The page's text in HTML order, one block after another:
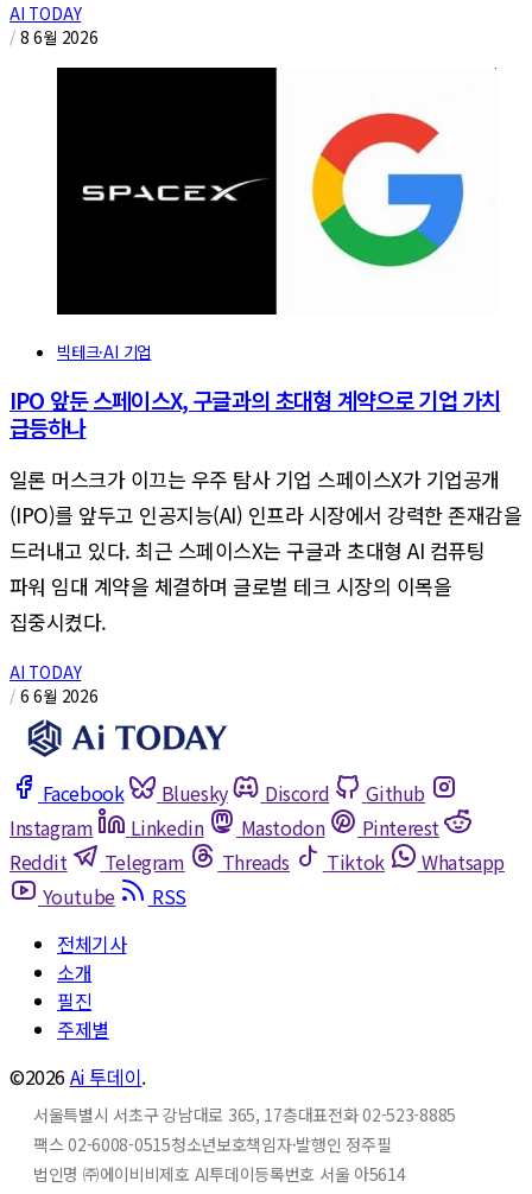
AI TODAY
/ 8 6월 2026
빅테크·AI 기업
IPO 앞둔 스페이스X, 구글과의 초대형 계약으로 기업 가치
급등하나
일론 머스크가 이끄는 우주 탐사 기업 스페이스X가 기업공개
(IPO)를 앞두고 인공지능(AI) 인프라 시장에서 강력한 존재감을
드러내고 있다. 최근 스페이스X는 구글과 초대형 AI 컴퓨팅
파워 임대 계약을 체결하며 글로벌 테크 시장의 이목을
집중시켰다.
AI TODAY
/ 6 6월 2026
Facebook Bluesky Discord
Github
Instagram
Linkedin Mastodon
Pinterest
Reddit
Telegram Threads Tiktok
Whatsapp
Youtube
RSS
전체기사
소개
필진
주제별
©2026Ai 투데이.
서울특별시 서초구 강남대로 365, 17층대표전화 02-523-8885
팩스 02-6008-0515청소년보호책임자·발행인 정주필
법인명 ㈜에이비비제호 AI투데이등록번호 서울 아5614